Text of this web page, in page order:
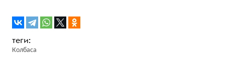
Колбаса